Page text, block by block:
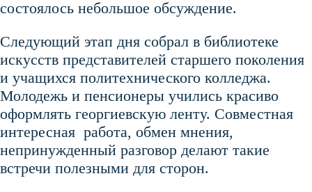
состоялось небольшое обсуждение.
Следующий этап дня собрал в библиотеке
искусств представителей старшего поколения
и учащихся политехнического колледжа.
Молодежь и пенсионеры учились красиво
оформлять георгиевскую ленту. Совместная
интересная работа, обмен мнения,
непринужденный разговор делают такие
встречи полезными для сторон.